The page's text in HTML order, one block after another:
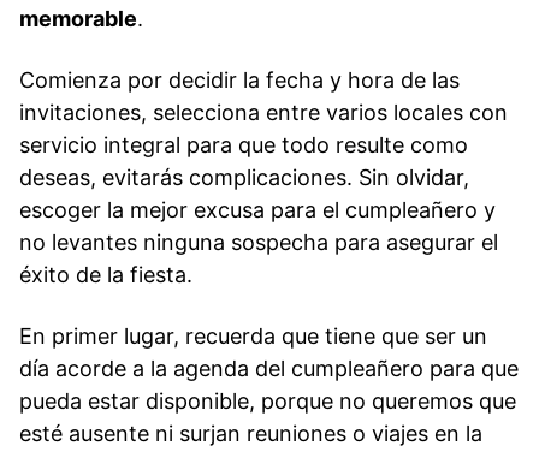
memorable.
Comienza por decidir la fecha y hora de las
invitaciones, selecciona entre varios locales con
servicio integral para que todo resulte como
deseas, evitarás complicaciones. Sin olvidar,
escoger la mejor excusa para el cumpleañero y
no levantes ninguna sospecha para asegurar el
éxito de la fiesta.
En primer lugar, recuerda que tiene que ser un
día acorde a la agenda del cumpleañero para que
pueda estar disponible, porque no queremos que
esté ausente ni surjan reuniones o viajes en la